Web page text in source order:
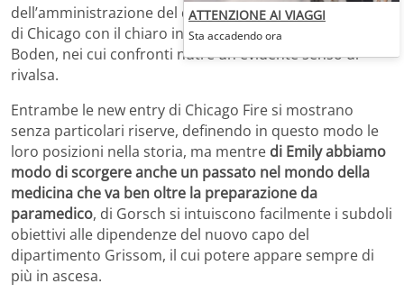
dell’amministrazione del dipartimento di vigili del fuoco
di Chicago con il chiaro intento di imbrigliare il lavoro di
Boden, nei cui confronti nutre un evidente senso di
rivalsa.
Entrambe le new entry di Chicago Fire si mostrano
senza particolari riserve, definendo in questo modo le
loro posizioni nella storia, ma mentre di Emily abbiamo
modo di scorgere anche un passato nel mondo della
medicina che va ben oltre la preparazione da
paramedico, di Gorsch si intuiscono facilmente i subdoli
obiettivi alle dipendenze del nuovo capo del
dipartimento Grissom, il cui potere appare sempre di
più in ascesa.
ATTENZIONE AI VIAGGI
Sta accadendo ora